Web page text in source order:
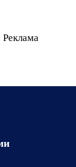
Реклама